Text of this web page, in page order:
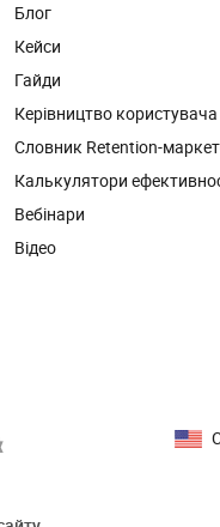
Блог
Кейси
Гайди
Керівництво користувача
Словник Retention-
Калькулятори
Вебінари
Відео